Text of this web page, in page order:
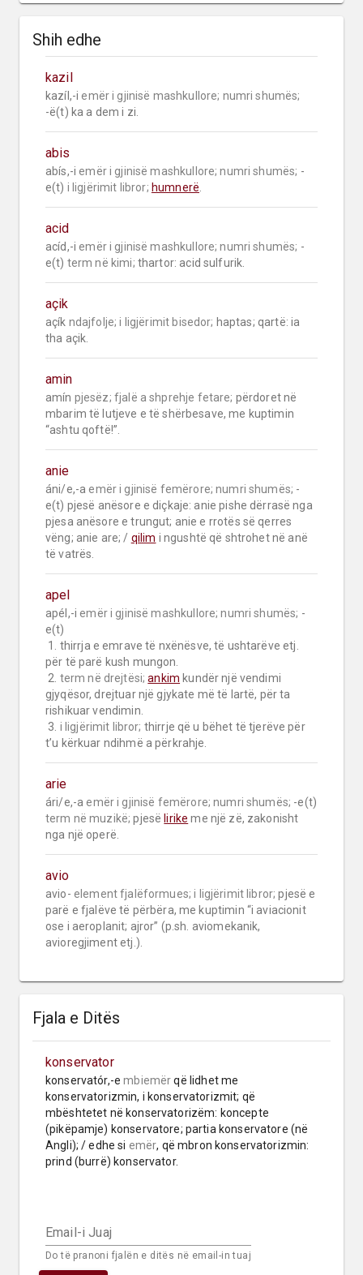
Shih edhe
kazil
kazíl,-i emër i gjinisë mashkullore; numri shumës;
-ë(t) ka a dem i zi.
abis
abís,-i emër i gjinisë mashkullore; numri shumës; -
e(t) i ligjërimit libror; humnerë
acid
acíd,-i emër i gjinisë mashkullore; numri shumës; -
e(t) term në kimi; thartor: acid sulfurik.
açik
açík ndajfolje; i ligjërimit bisedor; haptas; qartë: ia
tha açik.
amin
amín pjesëz; fjalë a shprehje fetare; përdoret në
mbarim të lutjeve e të shërbesave, me kuptimin
“ashtu qoftë!”.
anie
áni/e,-a emër i gjinisë femërore; numri shumës; -
e(t) pjesë anësore e diçkaje: anie pishe dërrasë nga
pjesa anësore e trungut; anie e rrotës së qerres
vëng; anie are; / qilim i ngushtë që shtrohet në anë
të vatrës.
apel
apél,-i emër i gjinisë mashkullore; numri shumës; -
e(t)
për të parë kush mungon.
2. term në drejtësi; ankim kundër një vendimi
gjyqësor, drejtuar një gjykate më të lartë, për ta
rishikuar vendimin.
3. i ligjërimit libror; thirrje që u bëhet të tjerëve për
t’u kërkuar ndihmë a përkrahje.
arie
ári/e,-a emër i gjinisë femërore; numri shumës;
term në muzikë; pjesë lirike me një zë, zakonisht
nga një operë.
avio
avio- element fjalëformues; i ligjërimit libror; pjesë e
parë e fjalëve të përbëra, me kuptimin “i aviacionit
ose i aeroplanit; ajror” (p.sh. aviomekanik,
avioregjiment etj.).
Fjala e Ditës
konservator
konservatór,-e mbiemër që lidhet me
konservatorizmin, i konservatorizmit; që
mbështetet në konservatorizëm: koncepte
(pikëpamje) konservatore; partia konservatore (në
Angli); / edhe si emër, që mbron konservatorizmin:
prind (burrë) konservator.
Email-i Juaj
Do të pranoni fjalën e ditës në email-in tuaj